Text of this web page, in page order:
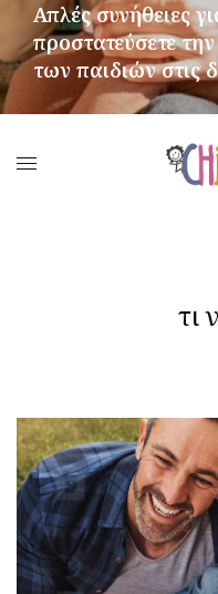
Απλές συνήθειες
προστατεύσετε
των παιδιών στις
τι